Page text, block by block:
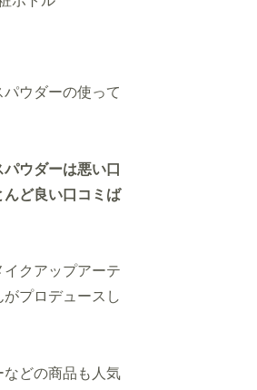
ウダーの使って
ウダーは悪い口
んど良い口コミば
クアップアーテ
プロデュースし
などの商品も人気